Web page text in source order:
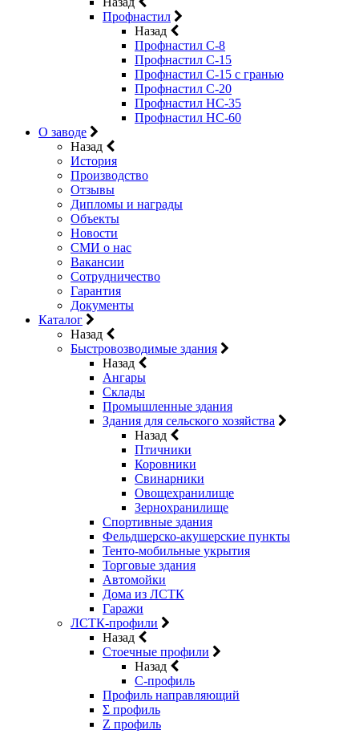
Профнастил
Назад
Профнастил С-8
Профнастил С-15
Профнастил C-15 с гранью
Профнастил C-20
Профнастил НС-35
Профнастил НС-60
О заводе
Назад
История
Производство
Отзывы
Дипломы и награды
Объекты
Новости
СМИ о нас
Вакансии
Сотрудничество
Гарантия
Документы
Каталог
Назад
Быстровозводимые здания
Назад
Ангары
Склады
Промышленные здания
Здания для сельского хозяйства
Назад
Птичники
Коровники
Свинарники
Овощехранилище
Зернохранилище
Спортивные здания
Фельдшерско-акушерские пункты
Тенто-мобильные укрытия
Торговые здания
Автомойки
Дома из ЛСТК
Гаражи
ЛСТК-профили
Назад
Стоечные профили
Назад
C-профиль
Профиль направляющий
Σ профиль
Z профиль